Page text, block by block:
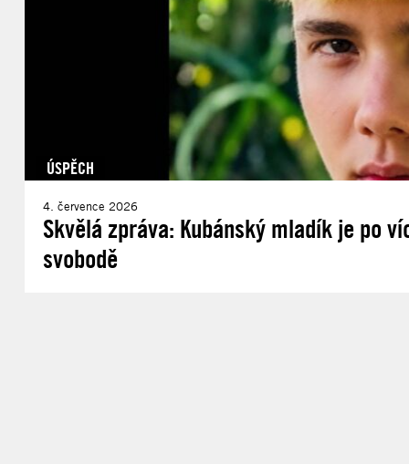
ÚSPĚCH
4. července 2026
Skvělá zpráva: Kubánský mladík je po
svobodě